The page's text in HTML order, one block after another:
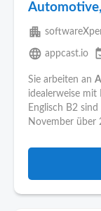
apartment
language appcast.io
Sie arbeiten an
idealerweise mit
Englisch B2
November über